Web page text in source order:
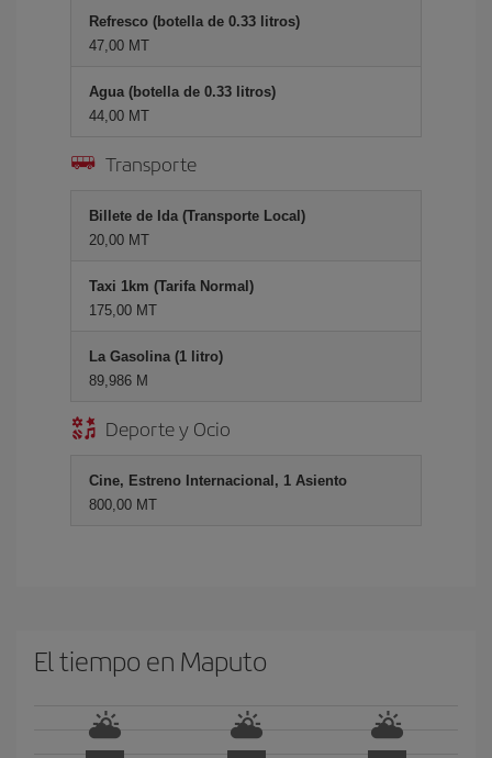
Refresco (botella de 0.33 litros)
47,00 MT
Agua (botella de 0.33 litros)
44,00 MT
Transporte
Billete de Ida (Transporte Local)
20,00 MT
Taxi 1km (Tarifa Normal)
175,00 MT
La Gasolina (1 litro)
89,986 M
Deporte y Ocio
Cine, Estreno Internacional, 1 Asiento
800,00 MT
El tiempo en Maputo